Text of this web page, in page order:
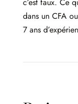
c’est faux. Ce
dans un CFA
7 ans